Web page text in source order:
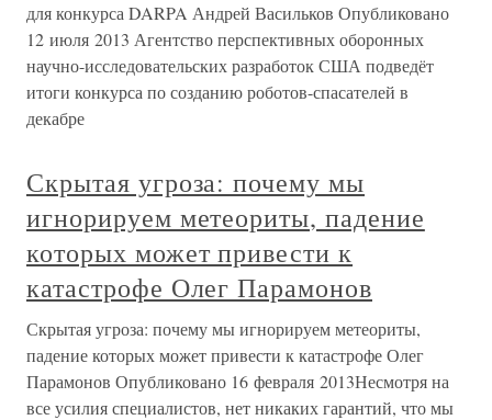
для конкурса DARPA Андрей Васильков Опубликовано
12 июля 2013 Агентство перспективных оборонных
научно-исследовательских разработок США подведёт
итоги конкурса по созданию роботов-спасателей в
декабре
Скрытая угроза: почему мы
игнорируем метеориты, падение
которых может привести к
катастрофе Олег Парамонов
Скрытая угроза: почему мы игнорируем метеориты,
падение которых может привести к катастрофе Олег
Парамонов Опубликовано 16 февраля 2013Несмотря на
все усилия специалистов, нет никаких гарантий, что мы